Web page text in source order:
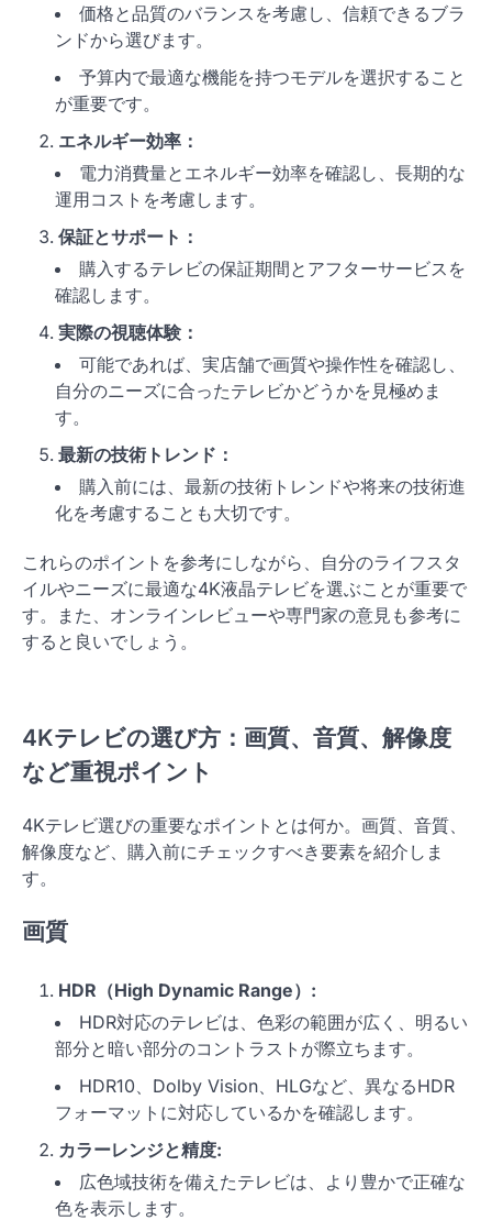
価格と品質のバランスを考慮し、信頼できるブラ
ンドから選びます。
予算内で最適な機能を持つモデルを選択すること
が重要です。
エネルギー効率：
電力消費量とエネルギー効率を確認し、長期的な
運用コストを考慮します。
保証とサポート：
購入するテレビの保証期間とアフターサービスを
確認します。
実際の視聴体験：
可能であれば、実店舗で画質や操作性を確認し、
自分のニーズに合ったテレビかどうかを見極めま
す。
最新の技術トレンド：
購入前には、最新の技術トレンドや将来の技術進
化を考慮することも大切です。
これらのポイントを参考にしながら、自分のライフスタ
イルやニーズに最適な4K液晶テレビを選ぶことが重要で
す。また、オンラインレビューや専門家の意見も参考に
すると良いでしょう。
4Kテレビの選び方：画質、音質、解像度
など重視ポイント
4Kテレビ選びの重要なポイントとは何か。画質、音質、
解像度など、購入前にチェックすべき要素を紹介しま
す。
画質
HDR（High Dynamic Range）:
HDR対応のテレビは、色彩の範囲が広く、明るい
部分と暗い部分のコントラストが際立ちます。
HDR10、Dolby Vision、HLGなど、異なるHDR
フォーマットに対応しているかを確認します。
カラーレンジと精度:
広色域技術を備えたテレビは、より豊かで正確な
色を表示します。